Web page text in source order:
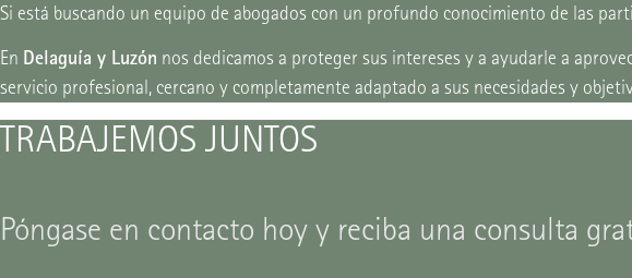
Si está buscando un equipo de abogados con un profundo conocimiento de las
En Delaguía y Luzón nos dedicamos a proteger sus intereses y a ayudarle a
servicio profesional, cercano y completamente adaptado a sus necesidades y
TRABAJEMOS JUNTOS
Póngase en contacto hoy y reciba una consulta